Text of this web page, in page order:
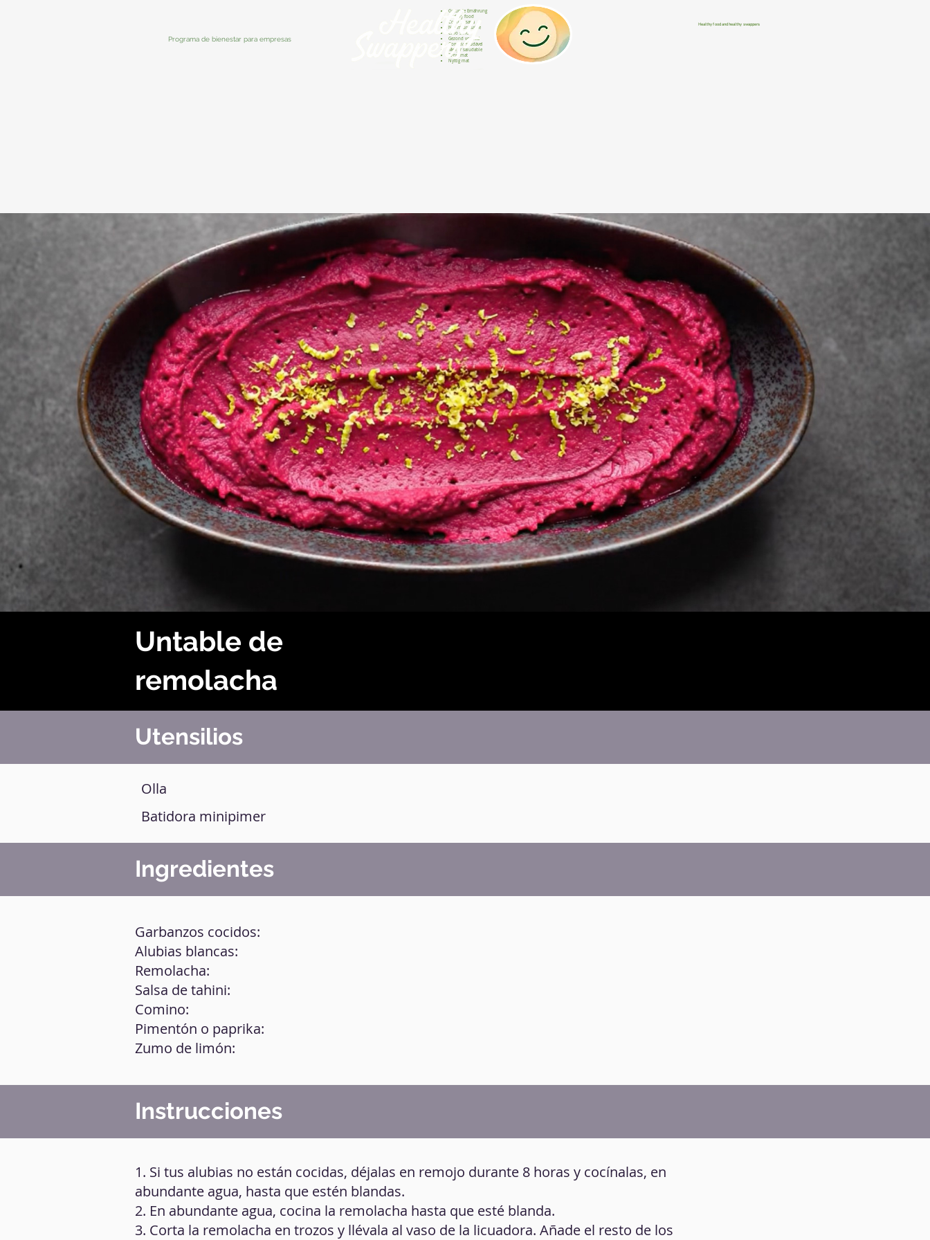
Programa de bienestar para empresas
Gesunde Ernährung
Healthy food
Comida sana
Nourriture saine
Cibo sano
Gezond voedsel
Comida saudável
Menjar saludable
Sunn mat
Nyttig mat
Healthy food and healthy swappers
Untable de
remolacha
Utensilios
Olla
Batidora minipimer
Ingredientes
Garbanzos cocidos:
Alubias blancas:
Remolacha:
Salsa de tahini:
Comino:
Pimentón o paprika:
Zumo de limón:
Instrucciones
1. Si tus alubias no están cocidas, déjalas en remojo durante 8 horas y cocínalas, en
abundante agua, hasta que estén blandas.
2. En abundante agua, cocina la remolacha hasta que esté blanda.
3. Corta la remolacha en trozos y llévala al vaso de la licuadora. Añade el resto de los